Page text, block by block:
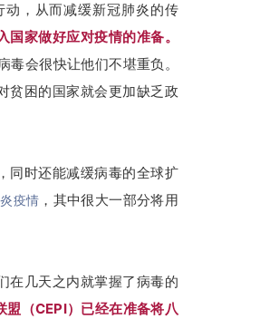
，从而减缓新冠肺炎的传
家做好应对疫情的准备。
会很快让他们不堪重负。
贫困的国家就会更加缺乏政
同时还能减缓病毒的全球扩
疫情 ，其中很大一部分将用
在几天之内就掌握了病毒的
盟（CEPI）已经在准备将八